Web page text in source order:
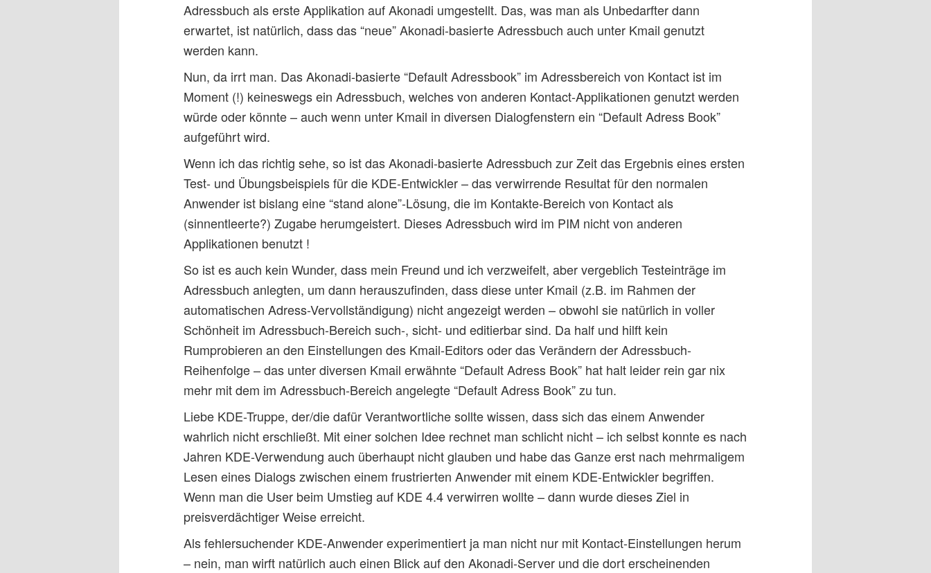
Adressbuch als erste Applikation auf Akonadi umgestellt. Das, was man als Unbedarfter dann
erwartet, ist natürlich, dass das “neue” Akonadi-basierte Adressbuch auch unter Kmail genutzt
werden kann.
Nun, da irrt man. Das Akonadi-basierte “Default Adressbook” im Adressbereich von Kontact ist im
Moment (!) keineswegs ein Adressbuch, welches von anderen Kontact-Applikationen genutzt werden
würde oder könnte – auch wenn unter Kmail in diversen Dialogfenstern ein “Default Adress Book”
aufgeführt wird.
Wenn ich das richtig sehe, so ist das Akonadi-basierte Adressbuch zur Zeit das Ergebnis eines ersten
Test- und Übungsbeispiels für die KDE-Entwickler – das verwirrende Resultat für den normalen
Anwender ist bislang eine “stand alone”-Lösung, die im Kontakte-Bereich von Kontact als
(sinnentleerte?) Zugabe herumgeistert. Dieses Adressbuch wird im PIM nicht von anderen
Applikationen benutzt !
So ist es auch kein Wunder, dass mein Freund und ich verzweifelt, aber vergeblich Testeinträge im
Adressbuch anlegten, um dann herauszufinden, dass diese unter Kmail (z.B. im Rahmen der
automatischen Adress-Vervollständigung) nicht angezeigt werden – obwohl sie natürlich in voller
Schönheit im Adressbuch-Bereich such-, sicht- und editierbar sind. Da half und hilft kein
Rumprobieren an den Einstellungen des Kmail-Editors oder das Verändern der Adressbuch-
Reihenfolge – das unter diversen Kmail erwähnte “Default Adress Book” hat halt leider rein gar nix
mehr mit dem im Adressbuch-Bereich angelegte “Default Adress Book” zu tun.
Liebe KDE-Truppe, der/die dafür Verantwortliche sollte wissen, dass sich das einem Anwender
wahrlich nicht erschließt. Mit einer solchen Idee rechnet man schlicht nicht – ich selbst konnte es nach
Jahren KDE-Verwendung auch überhaupt nicht glauben und habe das Ganze erst nach mehrmaligem
Lesen eines Dialogs zwischen einem frustrierten Anwender mit einem KDE-Entwickler begriffen.
Wenn man die User beim Umstieg auf KDE 4.4 verwirren wollte – dann wurde dieses Ziel in
preisverdächtiger Weise erreicht.
Als fehlersuchender KDE-Anwender experimentiert ja man nicht nur mit Kontact-Einstellungen herum
– nein, man wirft natürlich auch einen Blick auf den Akonadi-Server und die dort erscheinenden